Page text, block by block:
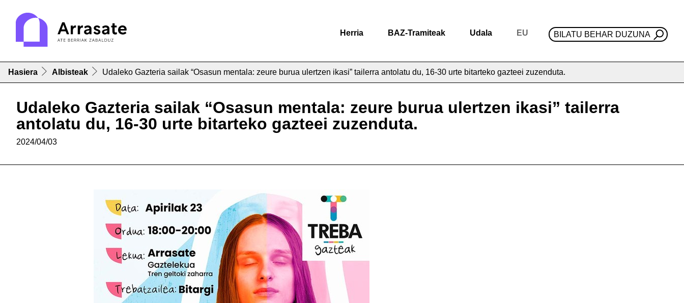
Herria BAZ-Tramiteak Udala EU BILATU BEHAR DUZUNA
Hasiera Albisteak Udaleko Gazteria sailak “Osasun mentala: zeure burua ulertzen ikasi” tailerra antolatu du, 16-30 urte bitarteko gazteei zuzenduta.
Udaleko Gazteria sailak “Osasun mentala: zeure burua ulertzen ikasi” tailerra
antolatu du, 16-30 urte bitarteko gazteei zuzenduta.
2024/04/03